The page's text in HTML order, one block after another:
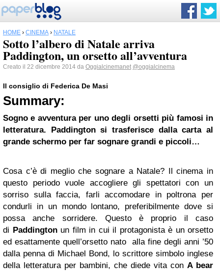
HOME › CINEMA › NATALE
Sotto l’albero di Natale arriva
Paddington, un orsetto all’avventura
Creato il 22 dicembre 2014 da Oggialcinemanet @oggialcinema
Il consiglio di Federica De Masi
Summary:
Sogno e avventura per uno degli orsetti più famosi in
letteratura. Paddington si trasferisce dalla carta al
grande schermo per far sognare grandi e piccoli…
Cosa c’è di meglio che sognare a Natale? Il cinema in
questo periodo vuole accogliere gli spettatori con un
sorriso sulla faccia, farli accomodare in poltrona per
condurli in un mondo lontano, preferibilmente dove si
possa anche sorridere. Questo è proprio il caso
di Paddingtonun film in cui il protagonista è un orsetto
ed esattamente quell’orsetto nato alla fine degli anni ’50
dalla penna di Michael Bond, lo scrittore simbolo inglese
della letteratura per bambini, che diede vita con A bear